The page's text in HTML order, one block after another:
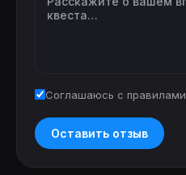
Соглашаюсь с правилами
Оставить отзыв